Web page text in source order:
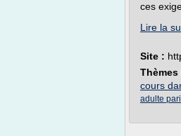
ces
Lire la
Site :
Thèmes
cours
adulte